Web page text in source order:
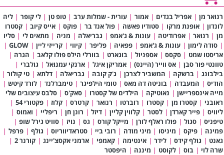
רנואר מן | אפריל בגדים | אמור | עורית - שמלות ערב | טופ טן | לי קופר | ליה
לונדון | אופנת מרקו | סטודיו פאשה | פול אנד בר | פוקס | אייס קיוב | קסטרו
מן | רנואר | אפרודיטה | עונות & ג'אמפ | גבריאלה | מניה | מתאים לי | סליו
| סודה לימון | עונות & ג'אמפ | פפאיה | פליפר | קיווי | קרייזי ליין |
GLOW
|
אריסטו שמט | סקסס | אספניול | בוגארט | בוורלי הילס פולו קלאב | הגרה |
טוונטי פור סבן | אס ווייר (היינס) | אמריקן איגל | ארנקי עמנואל | גולברי |
בילבונג | ברשקה | המשביר לצרכן | ג'ק קובה | גבריאלה | דלתא | טי קולור |
הודיס | המעבדה | בוניטה דה מאס | טומי הילפיגר | טימברלנד | לורד קיטש |
מייה אינספריישן | נאוטיקה | הילדים של קסטרו | סאק'ס | סלבס עיצובים שלי
ראובני | קסטרו מן | קסטרו | רוברטו | רנואר | קרטרס | קלוז | פקטורי 54
|
ליוויס | פייר קארדן | לסטר | קלווין קליין | דיזל | רונן חן | ריפליי | ואמוס |
טיפניס | סגול | פולו ראלף לורן | מייקל קורס | גס | נויז | סוויט גירל שופ |
פמינה | פיקס | מיניסו | מיני מודה | רובי ביי | סטראדיווריוס | גולף | פרפל |
גאנט | גולף קידס | לידר | אינטימה | קאמפי | ארמני אקסצ'יינג | קורנר 2
|
שרה לוי | בוס | לקוסט | מיננה | היפסטר